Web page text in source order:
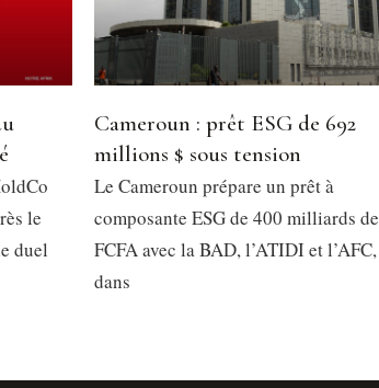
le
duel
Cameroun : prêt ESG de 692
millions $ sous tension
Le Cameroun prépare un prêt à
composante ESG de 400 milliards de
FCFA avec la BAD, l’ATIDI et l’AFC,
dans